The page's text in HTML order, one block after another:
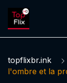
topflixbr.ink
l'ombre et la